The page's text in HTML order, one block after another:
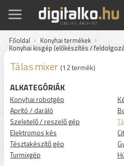
Főoldal Konyhai termékek
Konyhai kisgép (előkészítés /
Tálas mixer (12 termék)
ALKATEGÓRIÁK
Konyhai robotgép
Aprító / daráló
Szeletelő / reszelő gép
Elektromos kés
Tésztakészítő gép
Turmixgép